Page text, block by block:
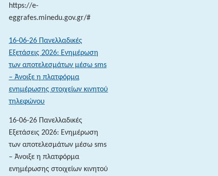
https://e-
eggrafes.minedu.gov.gr/#
16-06-26 Πανελλαδικές
Εξετάσεις 2026: Ενημέρωση
των αποτελεσμάτων μέσω sms
– Άνοιξε η πλατφόρμα
ενημέρωσης στοιχείων κινητού
τηλεφώνου
16-06-26 Πανελλαδικές
Εξετάσεις 2026: Ενημέρωση
των αποτελεσμάτων μέσω sms
– Άνοιξε η πλατφόρμα
ενημέρωσης στοιχείων κινητού